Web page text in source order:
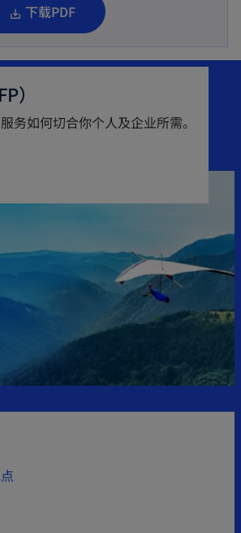
下载PDF
o
p
e
i
）
务如何切合你个人及企业所需。